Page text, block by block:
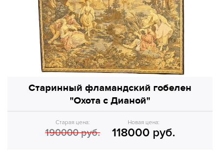
Старинный фламандский гобелен
"Охота с Дианой"
Старая цена:
190000 руб.
Новая цена:
118000 руб.